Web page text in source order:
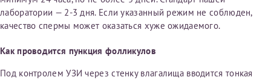
лаборатории — 2-3 дня. Если указанный режим не соблюден,
качество спермы может оказаться хуже ожидаемого.
Как проводится пункция фолликулов
Под контролем УЗИ через стенку влагалища вводится тонкая
конфиденциальности
Я подтверждаю свое согласие на передачу указанной мной
данных) по открытым каналам связи сети Интернет.